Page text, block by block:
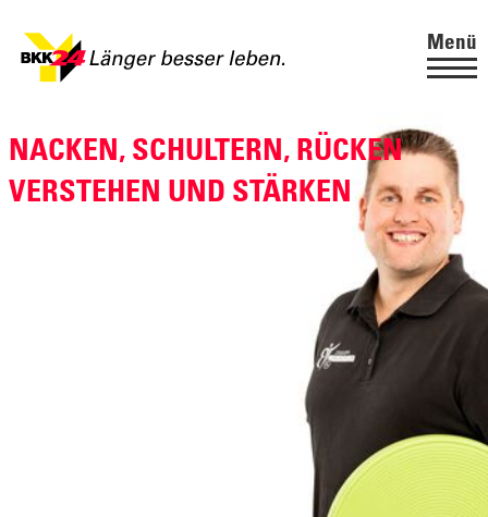
Menü
NACKEN, SCHULTERN, RÜCKEN
VERSTEHEN UND STÄRKEN